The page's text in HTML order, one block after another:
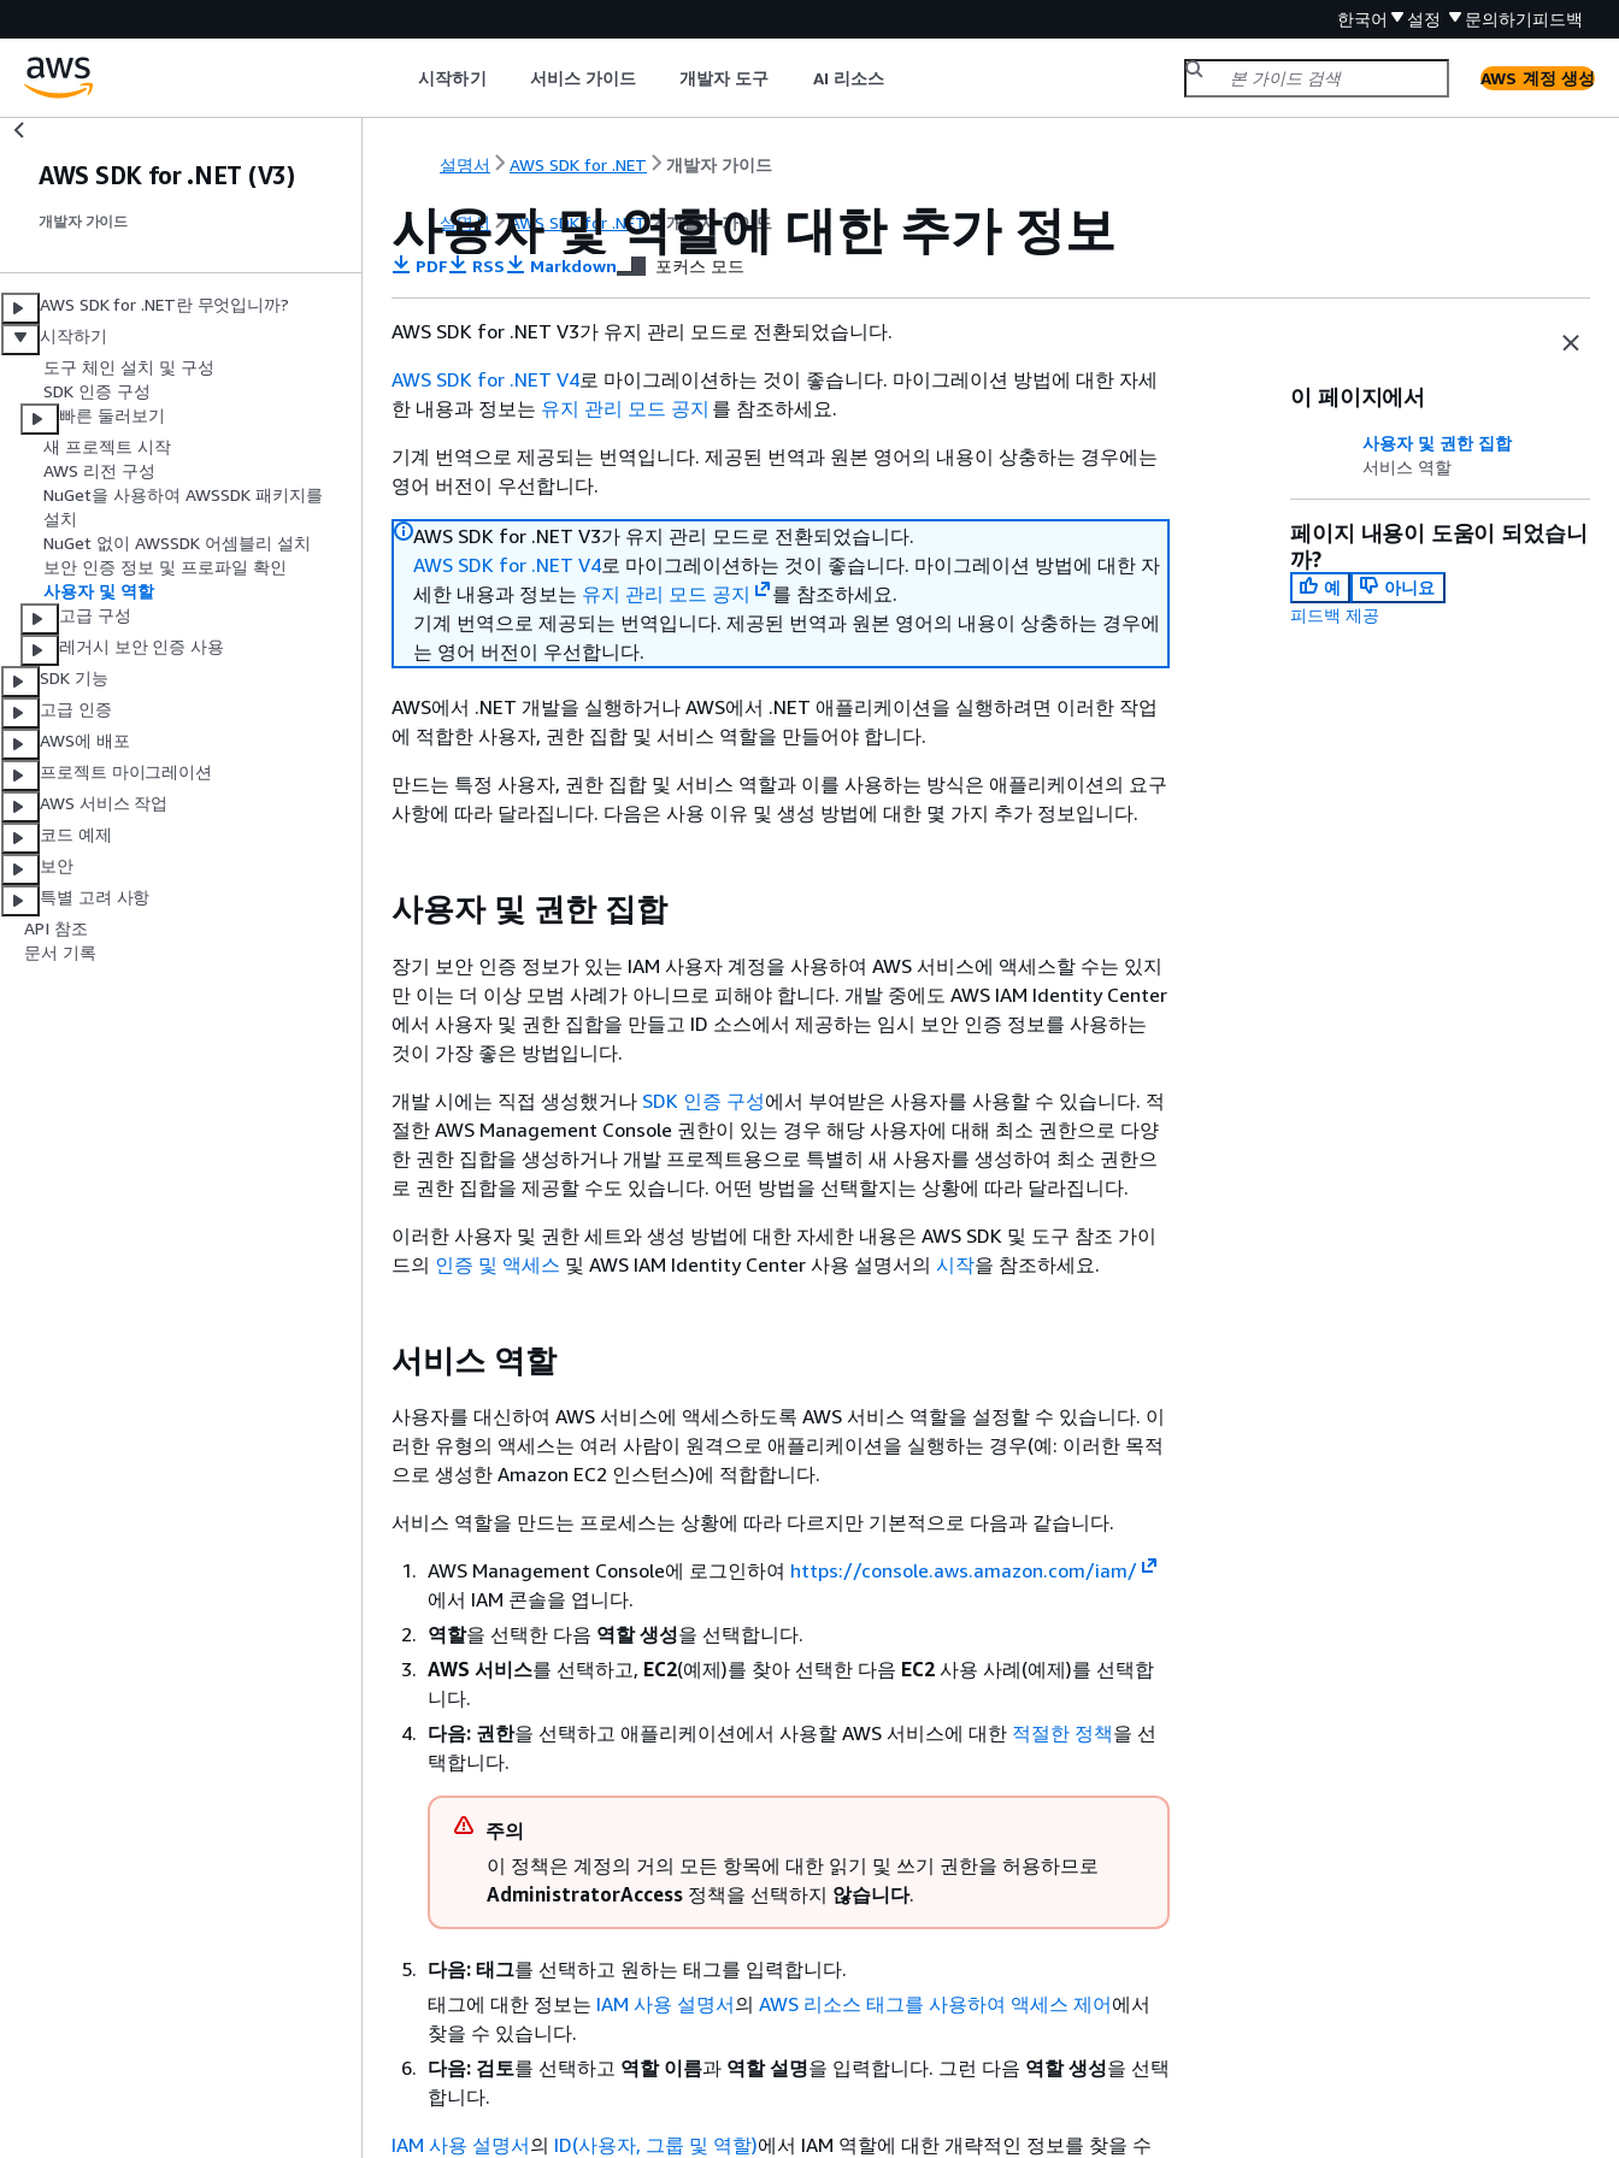
한국어 설정 문의하기피드백
시작하기 서비스 가이드 개발자 도구 AI 리소스 AWS 계정 생성
AWS SDK for .NET (V3)
개발자 가이드
AWS SDK for .NET란 무엇입니까?
시작하기
도구 체인 설치 및 구성
SDK 인증 구성
빠른 둘러보기
새 프로젝트 시작
AWS 리전 구성
NuGet을 사용하여 AWSSDK 패키지를
설치
NuGet 없이 AWSSDK 어셈블리 설치
보안 인증 정보 및 프로파일 확인
사용자 및 역할
고급 구성
레거시 보안 인증 사용
SDK 기능
고급 인증
AWS에 배포
프로젝트 마이그레이션
AWS 서비스 작업
코드 예제
보안
특별 고려 사항
API 참조
문서 기록
설명서 AWS SDK for .NET 개발자 가이드
설명서 AWS SDK for .NET 개발자 가이드
사용자 및 역할에 대한 추가 정보
PDF RSS Markdown 포커스 모드
AWS SDK for .NET V3가 유지 관리 모드로 전환되었습니다.
AWS SDK for .NET V4로 마이그레이션하는 것이 좋습니다. 마이그레이션 방법에 대한 자세
한 내용과 정보는 유지 관리 모드 공지 를 참조하세요.
기계 번역으로 제공되는 번역입니다. 제공된 번역과 원본 영어의 내용이 상충하는 경우에는
영어 버전이 우선합니다.
AWS SDK for .NET V3가 유지 관리 모드로 전환되었습니다.
AWS SDK for .NET V4로 마이그레이션하는 것이 좋습니다. 마이그레이션 방법에 대한 자
세한 내용과 정보는 유지 관리 모드 공지
를 참조하세요.
기계 번역으로 제공되는 번역입니다. 제공된 번역과 원본 영어의 내용이 상충하는 경우에
는 영어 버전이 우선합니다.
AWS에서 .NET 개발을 실행하거나 AWS에서 .NET 애플리케이션을 실행하려면 이러한 작업
에 적합한 사용자, 권한 집합 및 서비스 역할을 만들어야 합니다.
만드는 특정 사용자, 권한 집합 및 서비스 역할과 이를 사용하는 방식은 애플리케이션의 요구
사항에 따라 달라집니다. 다음은 사용 이유 및 생성 방법에 대한 몇 가지 추가 정보입니다.
사용자 및 권한 집합
장기 보안 인증 정보가 있는 IAM 사용자 계정을 사용하여 AWS 서비스에 액세스할 수는 있지
만 이는 더 이상 모범 사례가 아니므로 피해야 합니다. 개발 중에도 AWS IAM Identity Center
에서 사용자 및 권한 집합을 만들고 ID 소스에서 제공하는 임시 보안 인증 정보를 사용하는
것이 가장 좋은 방법입니다.
개발 시에는 직접 생성했거나 SDK 인증 구성에서 부여받은 사용자를 사용할 수 있습니다. 적
절한 AWS Management Console 권한이 있는 경우 해당 사용자에 대해 최소 권한으로 다양
한 권한 집합을 생성하거나 개발 프로젝트용으로 특별히 새 사용자를 생성하여 최소 권한으
로 권한 집합을 제공할 수도 있습니다. 어떤 방법을 선택할지는 상황에 따라 달라집니다.
이러한 사용자 및 권한 세트와 생성 방법에 대한 자세한 내용은 AWS SDK 및 도구 참조 가이
드의 인증 및 액세스 및 AWS IAM Identity Center 사용 설명서의 시작을 참조하세요.
서비스 역할
사용자를 대신하여 AWS 서비스에 액세스하도록 AWS 서비스 역할을 설정할 수 있습니다. 이
러한 유형의 액세스는 여러 사람이 원격으로 애플리케이션을 실행하는 경우(예: 이러한 목적
으로 생성한 Amazon EC2 인스턴스)에 적합합니다.
서비스 역할을 만드는 프로세스는 상황에 따라 다르지만 기본적으로 다음과 같습니다.
AWS Management Console에 로그인하여 https://console.aws.amazon.com/iam/
에서 IAM 콘솔을 엽니다.
역할을 선택한 다음 역할 생성을 선택합니다.
AWS 서비스를 선택하고, EC2(예제)를 찾아 선택한 다음 EC2 사용 사례(예제)를 선택합
니다.
다음: 권한을 선택하고 애플리케이션에서 사용할 AWS 서비스에 대한 적절한 정책을 선
택합니다.
주의
이 정책은 계정의 거의 모든 항목에 대한 읽기 및 쓰기 권한을 허용하므로
AdministratorAccess 정책을 선택하지 않습니다.
다음: 태그를 선택하고 원하는 태그를 입력합니다.
태그에 대한 정보는 IAM 사용 설명서의 AWS 리소스 태그를 사용하여 액세스 제어에서
찾을 수 있습니다.
다음: 검토를 선택하고 역할 이름과 역할 설명을 입력합니다. 그런 다음 역할 생성을 선택
합니다.
IAM 사용 설명서의 ID(사용자, 그룹 및 역할)에서 IAM 역할에 대한 개략적인 정보를 찾을 수
이 페이지에서
사용자 및 권한 집합
서비스 역할
페이지 내용이 도움이 되었습니
까?
예
아니요
피드백 제공